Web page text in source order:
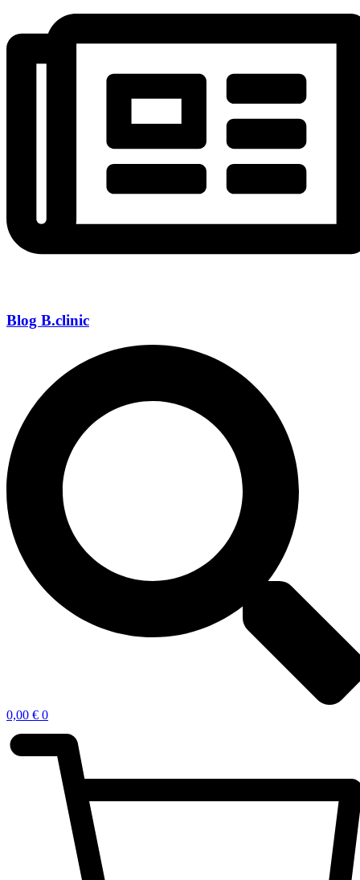
Blog B.clinic
0,00 € 0